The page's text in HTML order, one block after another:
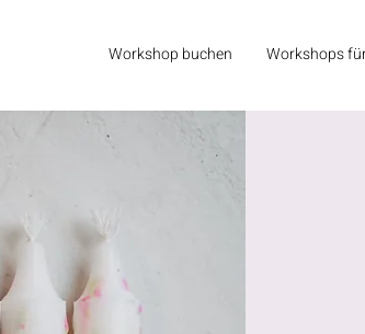
Workshop buchen Workshops